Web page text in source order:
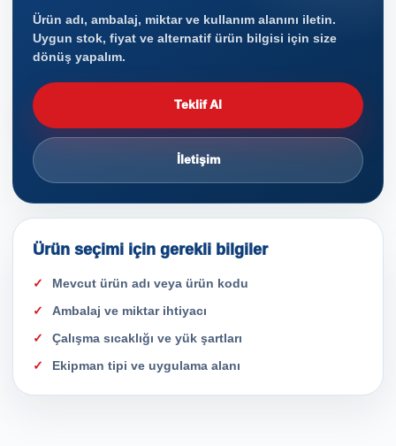
Ürün adı, ambalaj, miktar ve kullanım alanını iletin.
Uygun stok, fiyat ve alternatif ürün bilgisi için size
dönüş yapalım.
Teklif Al
İletişim
Ürün seçimi için gerekli bilgiler
Mevcut ürün adı veya ürün kodu
Ambalaj ve miktar ihtiyacı
Çalışma sıcaklığı ve yük şartları
Ekipman tipi ve uygulama alanı